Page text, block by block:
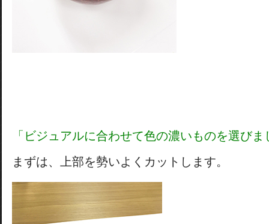
「ビジュアルに合わせて色の濃いものを選びま
まずは、上部を勢いよくカットします。